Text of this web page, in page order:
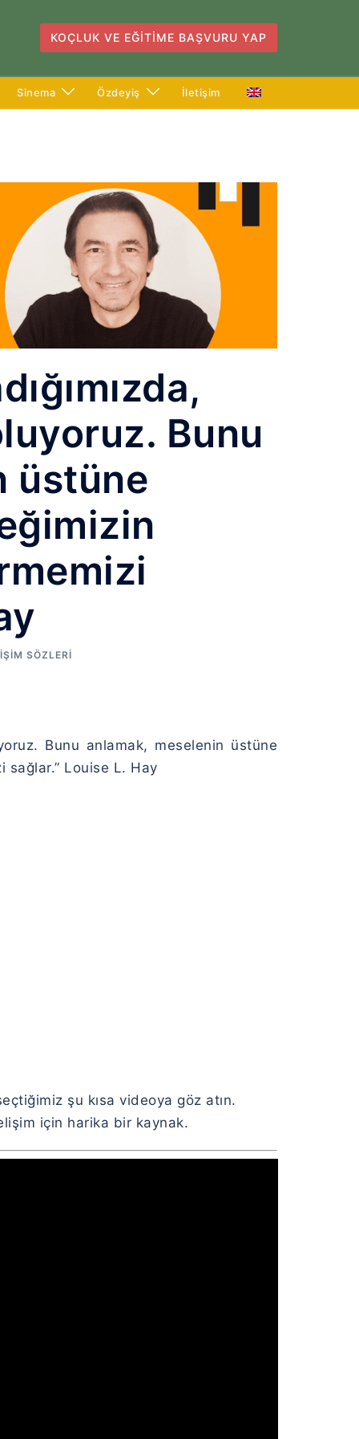
KOÇLUK VE EĞITIME BAŞVURU YAP
Sinema Özdeyiş İletişim
Bunu
üstüne
SÖZLERI
Bunu anlamak, meselenin üstüne
sağlar.” Louise L. Hay
şu kısa videoya göz atın.
için harika bir kaynak.